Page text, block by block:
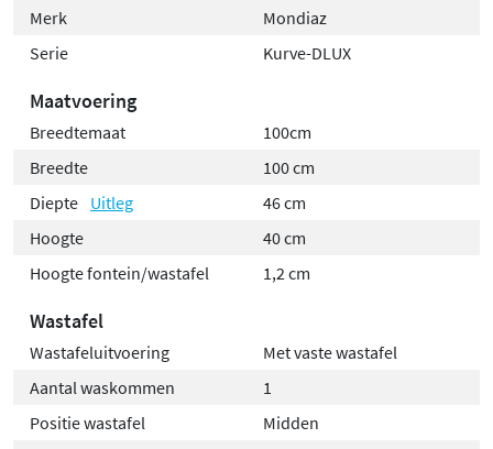
Merk
Mondiaz
Serie
Kurve-DLUX
Maatvoering
Breedtemaat
100cm
Breedte
100 cm
Diepte Uitleg
46 cm
Hoogte
40 cm
Hoogte fontein/wastafel
1,2 cm
Wastafel
Wastafeluitvoering
Met vaste wastafel
Aantal waskommen
1
Positie wastafel
Midden